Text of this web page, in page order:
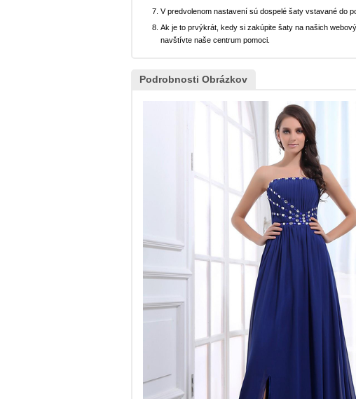
V predvolenom nastavení sú dospelé šaty vstavané do
Ak je to prvýkrát, kedy si zakúpite šaty na našich
navštívte naše centrum pomoci.
Podrobnosti Obrázkov